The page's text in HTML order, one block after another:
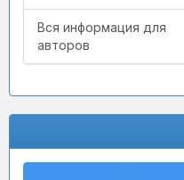
Вся информация для
авторов